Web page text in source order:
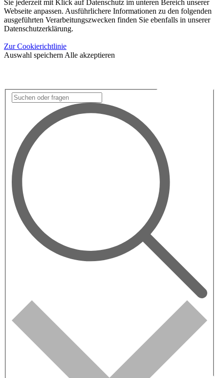
Sie jederzeit mit Klick auf Datenschutz im unteren Bereich unserer
Webseite anpassen. Ausführlichere Informationen zu den folgenden
ausgeführten Verarbeitungszwecken finden Sie ebenfalls in unserer
Datenschutzerklärung.
Zur Cookierichtlinie
Auswahl speichern Alle akzeptieren